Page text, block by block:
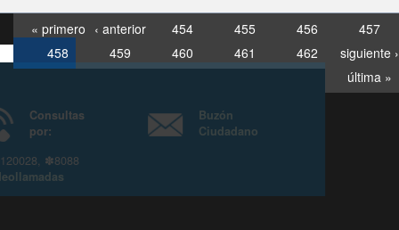
« primero ‹ anterior 454 455 456
457
458
459 460 461 462
siguiente ›
última »
Consultas
6007120028, ✽8088
yVideollamadas